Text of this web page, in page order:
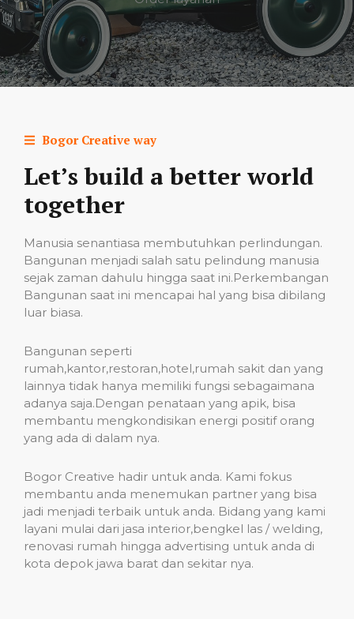
Bogor Creative way
Let’s build a better world
together
Manusia senantiasa membutuhkan perlindungan.
Bangunan menjadi salah satu pelindung manusia
sejak zaman dahulu hingga saat ini.Perkembangan
Bangunan saat ini mencapai hal yang bisa dibilang
luar biasa.
Bangunan seperti
rumah,kantor,restoran,hotel,rumah sakit dan yang
lainnya tidak hanya memiliki fungsi sebagaimana
adanya saja.Dengan penataan yang apik, bisa
membantu mengkondisikan energi positif orang
yang ada di dalam nya.
Bogor Creative hadir untuk anda. Kami fokus
membantu anda menemukan partner yang bisa
jadi menjadi terbaik untuk anda. Bidang yang kami
layani mulai dari jasa interior,bengkel las / welding,
renovasi rumah hingga advertising untuk anda di
kota depok jawa barat dan sekitar nya.